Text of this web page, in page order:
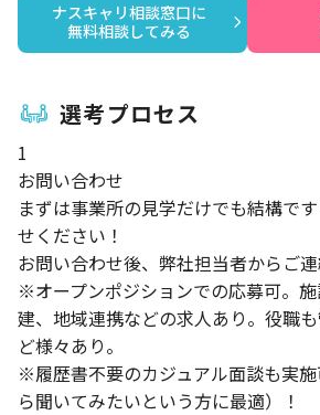
ナスキャリ相談窓口に
無料相談してみる
選考プロセス
1
お問い合わせ
まずは事業所の見学だけでも結構で
せください！
お問い合わせ後、弊社担当者からご連
※オープンポジションでの応募可。
建、地域連携などの求人あり。役職
ど様々あり。
※履歴書不要のカジュアル面談も実
ら聞いてみたいという方に最適）！